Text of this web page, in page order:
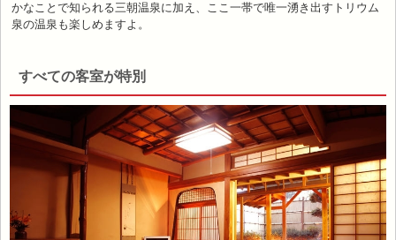
かなことで知られる三朝温泉に加え、ここ一帯で唯一湧き出すトリウム
泉の温泉も楽しめますよ。
すべての客室が特別